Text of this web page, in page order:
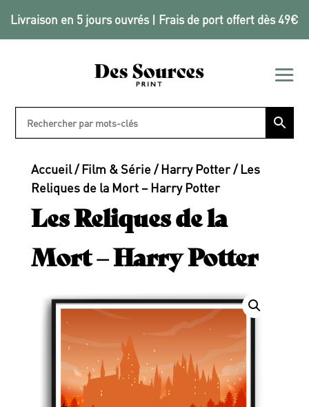
Livraison en 5 jours ouvrés | Frais de port offert dès 49€
Accueil/Film & Série/Harry Potter/ Les
Reliques de la Mort – Harry Potter
Les Reliques de la
Mort – Harry Potter